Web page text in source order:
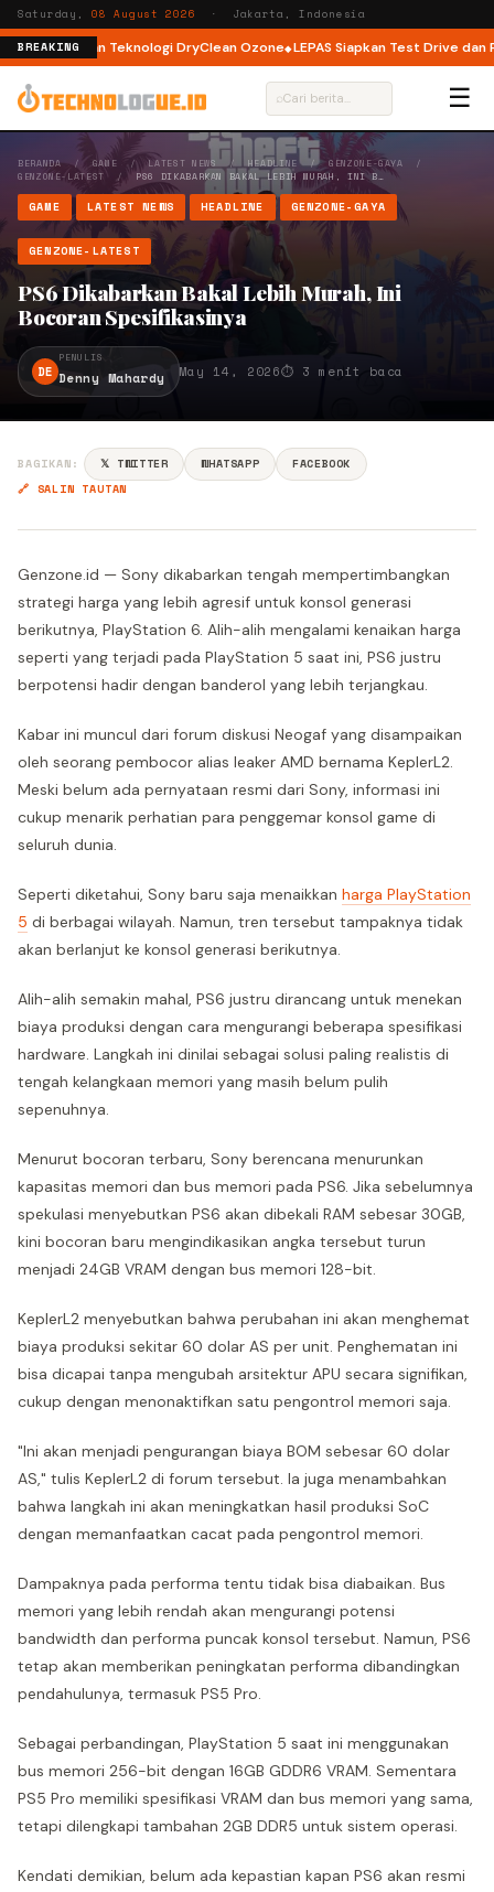
Saturday,08 August 2026 · Jakarta, Indonesia
BREAKING
dengan Teknologi DryClean Ozone LEPAS Siapkan Test Drive dan
⌕ ☰
BERANDA/ GAME /LATEST NEWS / HEADLINE /GENZONE-GAYA /
GENZONE-LATEST / PS6 DIKABARKAN BAKAL LEBIH MURAH, INI B…
GAME LATEST NEWS HEADLINE GENZONE-GAYA
GENZONE-LATEST
PS6 Dikabarkan Bakal Lebih Murah, Ini
Bocoran Spesifikasinya
DE
PENULIS
Denny Mahardy May 14, 2026⏱ 3 menit baca
BAGIKAN: 𝕏 TWITTER WHATSAPP
FACEBOOK
🔗 SALIN TAUTAN
Genzone.id — Sony dikabarkan tengah mempertimbangkan
strategi harga yang lebih agresif untuk konsol generasi
berikutnya, PlayStation 6. Alih-alih mengalami kenaikan harga
seperti yang terjadi pada PlayStation 5 saat ini, PS6 justru
berpotensi hadir dengan banderol yang lebih terjangkau.
Kabar ini muncul dari forum diskusi Neogaf yang disampaikan
oleh seorang pembocor alias leaker AMD bernama KeplerL2.
Meski belum ada pernyataan resmi dari Sony, informasi ini
cukup menarik perhatian para penggemar konsol game di
seluruh dunia.
Seperti diketahui, Sony baru saja menaikkan harga PlayStation
5 di berbagai wilayah. Namun, tren tersebut tampaknya tidak
akan berlanjut ke konsol generasi berikutnya.
Alih-alih semakin mahal, PS6 justru dirancang untuk menekan
biaya produksi dengan cara mengurangi beberapa spesifikasi
hardware. Langkah ini dinilai sebagai solusi paling realistis di
tengah kelangkaan memori yang masih belum pulih
sepenuhnya.
Menurut bocoran terbaru, Sony berencana menurunkan
kapasitas memori dan bus memori pada PS6. Jika sebelumnya
spekulasi menyebutkan PS6 akan dibekali RAM sebesar 30GB,
kini bocoran baru mengindikasikan angka tersebut turun
menjadi 24GB VRAM dengan bus memori 128-bit.
KeplerL2 menyebutkan bahwa perubahan ini akan menghemat
biaya produksi sekitar 60 dolar AS per unit. Penghematan ini
bisa dicapai tanpa mengubah arsitektur APU secara signifikan,
cukup dengan menonaktifkan satu pengontrol memori saja.
"Ini akan menjadi pengurangan biaya BOM sebesar 60 dolar
AS," tulis KeplerL2 di forum tersebut. Ia juga menambahkan
bahwa langkah ini akan meningkatkan hasil produksi SoC
dengan memanfaatkan cacat pada pengontrol memori.
Dampaknya pada performa tentu tidak bisa diabaikan. Bus
memori yang lebih rendah akan mengurangi potensi
bandwidth dan performa puncak konsol tersebut. Namun, PS6
tetap akan memberikan peningkatan performa dibandingkan
pendahulunya, termasuk PS5 Pro.
Sebagai perbandingan, PlayStation 5 saat ini menggunakan
bus memori 256-bit dengan 16GB GDDR6 VRAM. Sementara
PS5 Pro memiliki spesifikasi VRAM dan bus memori yang sama,
tetapi dilengkapi tambahan 2GB DDR5 untuk sistem operasi.
Kendati demikian, belum ada kepastian kapan PS6 akan resmi